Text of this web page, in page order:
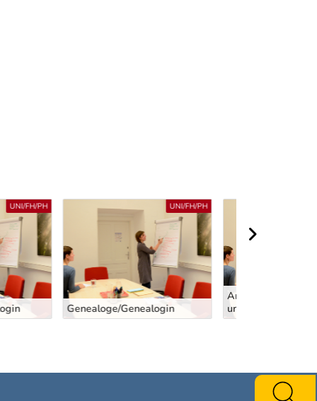
UNI/FH/PH
Archäologe/Archäologin - Ur-
und Frühgeschichte
UNI/FH/PH